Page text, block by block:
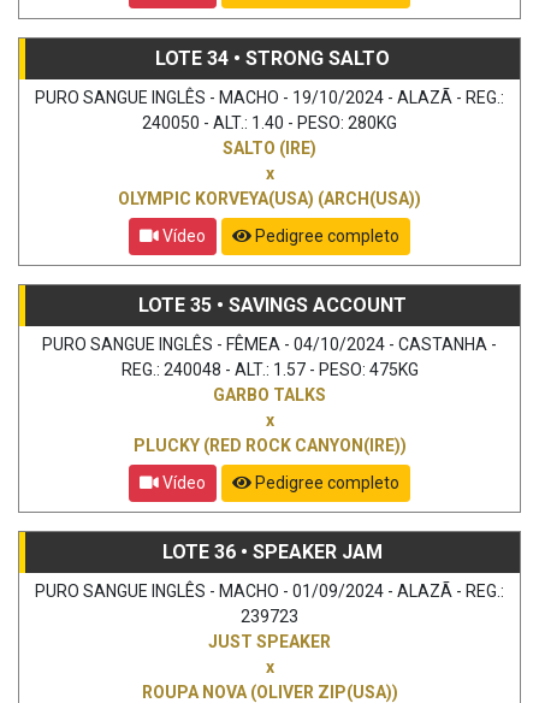
LOTE 34 • STRONG SALTO
PURO SANGUE INGLÊS - MACHO - 19/10/2024 - ALAZÃ - REG.:
240050 - ALT.: 1.40 - PESO: 280KG
SALTO (IRE)
x
OLYMPIC KORVEYA(USA) (ARCH(USA))
Vídeo
Pedigree completo
LOTE 35 • SAVINGS ACCOUNT
PURO SANGUE INGLÊS - FÊMEA - 04/10/2024 - CASTANHA -
REG.: 240048 - ALT.: 1.57 - PESO: 475KG
GARBO TALKS
x
PLUCKY (RED ROCK CANYON(IRE))
Vídeo
Pedigree completo
LOTE 36 • SPEAKER JAM
PURO SANGUE INGLÊS - MACHO - 01/09/2024 - ALAZÃ - REG.:
239723
JUST SPEAKER
x
ROUPA NOVA (OLIVER ZIP(USA))